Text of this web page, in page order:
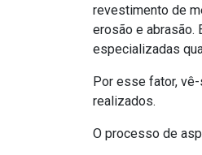
revestimento de
erosão e abrasão.
especializadas
Por esse fator,
realizados.
O processo de